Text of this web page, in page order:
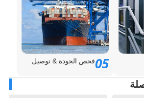
فحص الجودة & توصيل